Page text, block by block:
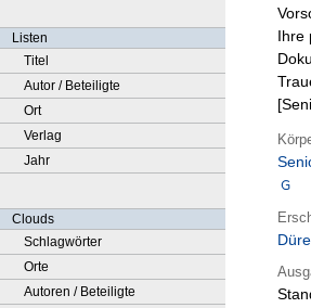
Listen
Titel
Autor / Beteiligte
Ort
Verlag
Jahr
Clouds
Schlagwörter
Orte
Autoren / Beteiligte
Ihre